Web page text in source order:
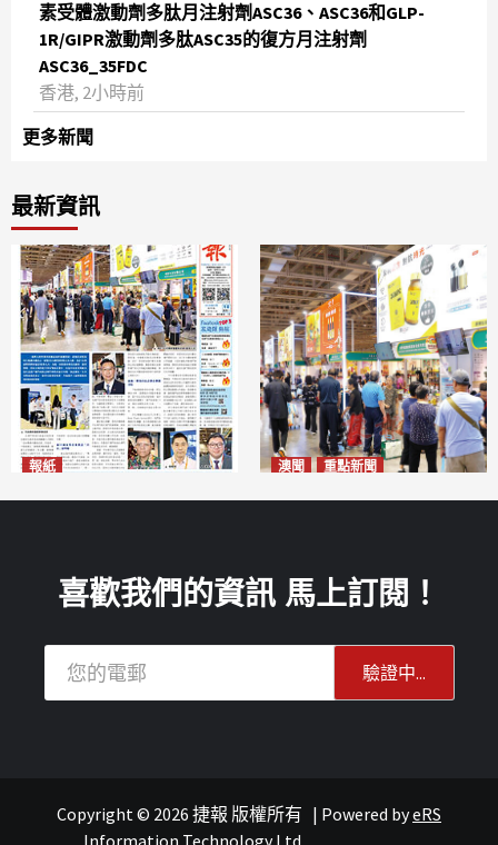
素受體激動劑多肽月注射劑ASC36、ASC36和GLP-
1R/GIPR激動劑多肽ASC35的復方月注射劑
ASC36_35FDC
香港, 2小時前
更多新聞
最新資訊
報紙 澳聞 重點新聞
2026-08-10
喜歡我們的資訊 馬上訂閱！
Copyright © 2026 捷報 版權所有 | Powered byeRS